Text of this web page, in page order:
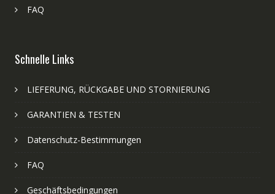
FAQ
Schnelle Links
LIEFERUNG, RÜCKGABE UND STORNIERUNG
GARANTIEN & TESTEN
Datenschutz-Bestimmungen
FAQ
Geschäftsbedingungen